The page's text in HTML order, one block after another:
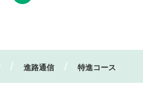
進路通信 特進コース